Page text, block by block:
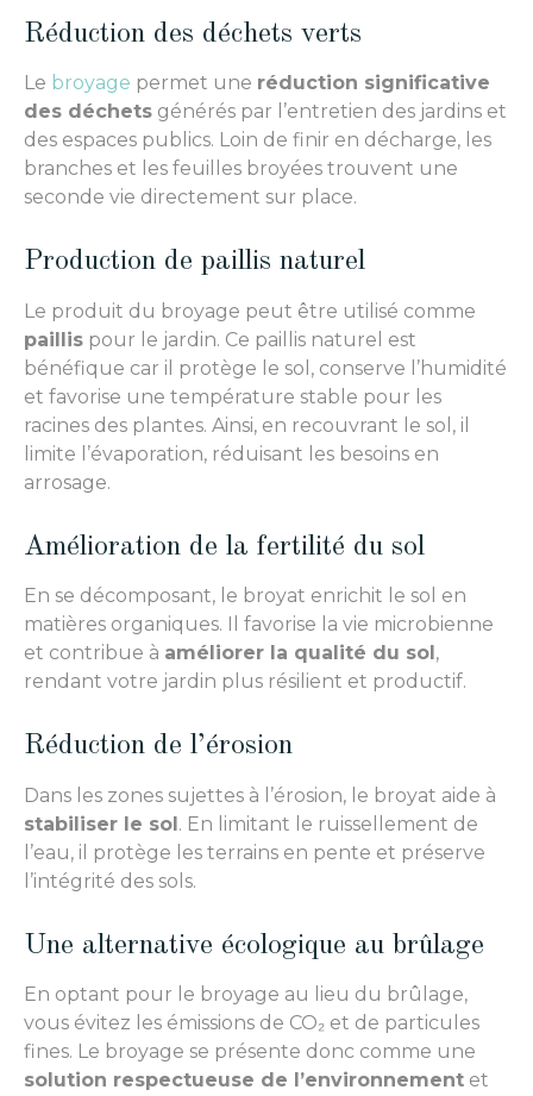
Réduction des déchets verts
Le broyage permet une réduction significative
des déchets générés par l’entretien des jardins et
des espaces publics. Loin de finir en décharge, les
branches et les feuilles broyées trouvent une
seconde vie directement sur place.
Production de paillis naturel
Le produit du broyage peut être utilisé comme
paillis pour le jardin. Ce paillis naturel est
bénéfique car il protège le sol, conserve l’humidité
et favorise une température stable pour les
racines des plantes. Ainsi, en recouvrant le sol, il
limite l’évaporation, réduisant les besoins en
arrosage.
Amélioration de la fertilité du sol
En se décomposant, le broyat enrichit le sol en
matières organiques. Il favorise la vie microbienne
et contribue à améliorer la qualité du sol ,
rendant votre jardin plus résilient et productif.
Réduction de l’érosion
Dans les zones sujettes à l’érosion, le broyat aide à
stabiliser le sol. En limitant le ruissellement de
l’eau, il protège les terrains en pente et préserve
l’intégrité des sols.
Une alternative écologique au brûlage
En optant pour le broyage au lieu du brûlage,
vous évitez les émissions de CO₂ et de particules
fines. Le broyage se présente donc comme une
solution respectueuse de l’environnement et